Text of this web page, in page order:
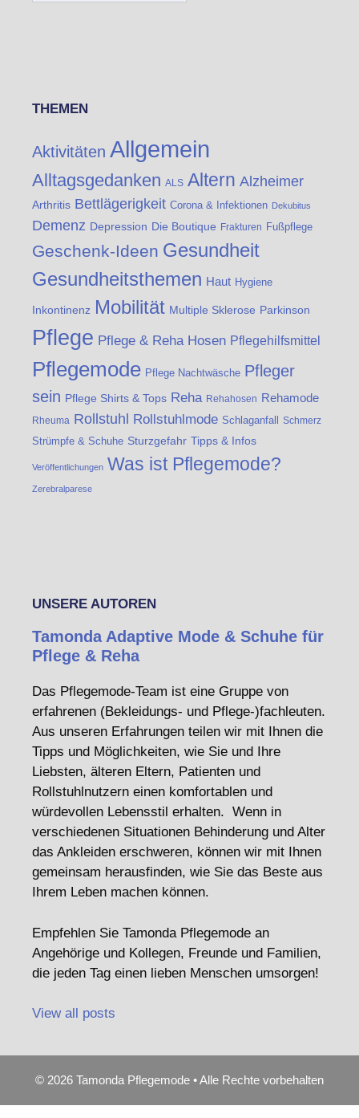
THEMEN
Aktivitäten Allgemein
Alltagsgedanken ALS Altern Alzheimer
Arthritis Bettlägerigkeit Corona & Infektionen Dekubitus
Demenz Depression Die Boutique Frakturen Fußpflege
Geschenk-Ideen Gesundheit
Gesundheitsthemen Haut Hygiene
Inkontinenz Mobilität Multiple Sklerose Parkinson
Pflege Pflege & Reha Hosen Pflegehilfsmittel
Pflegemode Pflege Nachtwäsche Pfleger
sein Pflege Shirts & Tops Reha Rehahosen Rehamode
Rheuma Rollstuhl Rollstuhlmode Schlaganfall Schmerz
Strümpfe & Schuhe Sturzgefahr Tipps & Infos
Veröffentlichungen Was ist Pflegemode?
Zerebralparese
UNSERE AUTOREN
Tamonda Adaptive Mode & Schuhe für
Pflege & Reha
Das Pflegemode-Team ist eine Gruppe von
erfahrenen (Bekleidungs- und Pflege-)fachleuten.
Aus unseren Erfahrungen teilen wir mit Ihnen die
Tipps und Möglichkeiten, wie Sie und Ihre
Liebsten, älteren Eltern, Patienten und
Rollstuhlnutzern einen komfortablen und
würdevollen Lebensstil erhalten. Wenn in
verschiedenen Situationen Behinderung und Alter
das Ankleiden erschweren, können wir mit Ihnen
gemeinsam herausfinden, wie Sie das Beste aus
Ihrem Leben machen können.
Empfehlen Sie Tamonda Pflegemode an
Angehörige und Kollegen, Freunde und Familien,
die jeden Tag einen lieben Menschen umsorgen!
View all posts
© 2026 Tamonda Pflegemode • Alle Rechte vorbehalten